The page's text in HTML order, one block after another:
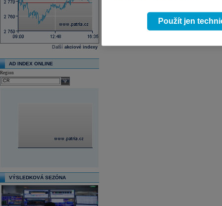
Další akciové indexy
AD INDEX ONLINE
Region
select
VÝSLEDKOVÁ SEZÓNA
Použít jen